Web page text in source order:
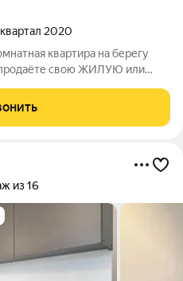
квартал 2020
квартира на берегу
то мы можем её купить у Вас
из 16